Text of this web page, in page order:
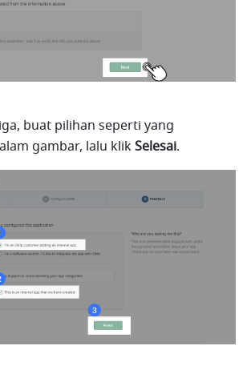
buat pilihan seperti yang
gambar, lalu klik Selesai.